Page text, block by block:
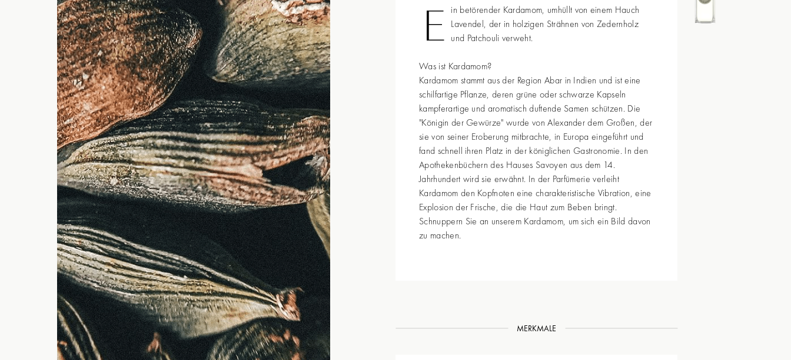
E in betörender Kardamom, umhüllt von einem Hauch
Lavendel, der in holzigen Strähnen von Zedernholz
und Patchouli verweht.
Was ist Kardamom?
Kardamom stammt aus der Region Abar in Indien und ist eine
schilfartige Pflanze, deren grüne oder schwarze Kapseln
kampferartige und aromatisch duftende Samen schützen. Die
"Königin der Gewürze" wurde von Alexander dem Großen, der
sie von seiner Eroberung mitbrachte, in Europa eingeführt und
fand schnell ihren Platz in der königlichen Gastronomie. In den
Apothekenbüchern des Hauses Savoyen aus dem 14.
Jahrhundert wird sie erwähnt. In der Parfümerie verleiht
Kardamom den Kopfnoten eine charakteristische Vibration, eine
Explosion der Frische, die die Haut zum Beben bringt.
Schnuppern Sie an unserem Kardamom, um sich ein Bild davon
zu machen.
MERKMALE